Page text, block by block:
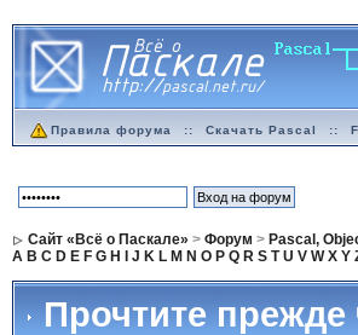
Правила форума :: Скачать Pascal ::
Сайт «Всё о Паскале» > Форум > Pascal,
A B C D E F G H J K L M N O P Q R S T U V W X Y
Прочтите прежде